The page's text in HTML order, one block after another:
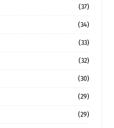
(37)
(34)
(33)
(32)
(30)
(29)
(29)